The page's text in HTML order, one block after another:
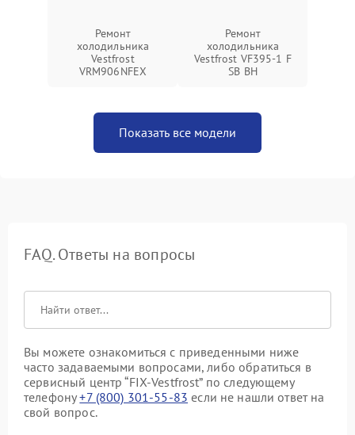
Ремонт
холодильника
Vestfrost
VRM906NFEX
Ремонт
холодильника
Vestfrost VF395-1 F
SB BH
Показать все модели
FAQ. Ответы на вопросы
Вы можете ознакомиться с приведенными ниже
часто задаваемыми вопросами, либо обратиться в
сервисный центр “FIX-Vestfrost” по следующему
телефону+7 (800) 301-55-83 если не нашли ответ на
свой вопрос.